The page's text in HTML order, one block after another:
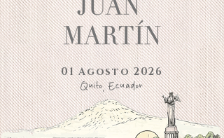
01 Agosto 2026
Quito, Ecuador